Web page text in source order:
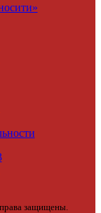
защищены.